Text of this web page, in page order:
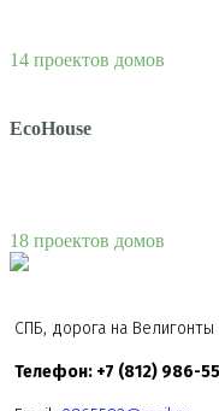
14 проектов домов
EcoHouse
18 проектов домов
СПБ, дорога на Велигонты
Телефон: +7 (812) 986-